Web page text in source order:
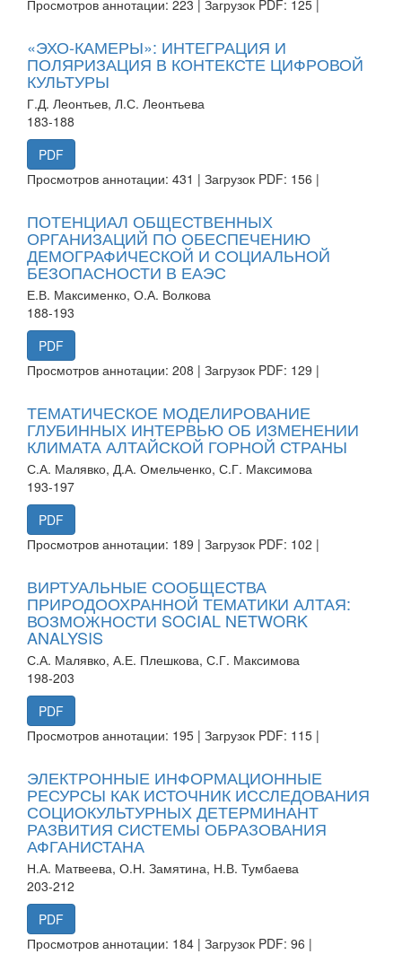
Просмотров аннотации: 223 | Загрузок PDF: 125 |
«ЭХО-КАМЕРЫ»: ИНТЕГРАЦИЯ И
ПОЛЯРИЗАЦИЯ В КОНТЕКСТЕ ЦИФРОВОЙ
КУЛЬТУРЫ
Г.Д. Леонтьев, Л.С. Леонтьева
183-188
PDF
Просмотров аннотации: 431 | Загрузок PDF: 156 |
ПОТЕНЦИАЛ ОБЩЕСТВЕННЫХ
ОРГАНИЗАЦИЙ ПО ОБЕСПЕЧЕНИЮ
ДЕМОГРАФИЧЕСКОЙ И СОЦИАЛЬНОЙ
БЕЗОПАСНОСТИ В ЕАЭС
Е.В. Максименко, О.А. Волкова
188-193
PDF
Просмотров аннотации: 208 | Загрузок PDF: 129 |
ТЕМАТИЧЕСКОЕ МОДЕЛИРОВАНИЕ
ГЛУБИННЫХ ИНТЕРВЬЮ ОБ ИЗМЕНЕНИИ
КЛИМАТА АЛТАЙСКОЙ ГОРНОЙ СТРАНЫ
С.А. Малявко, Д.А. Омельченко, С.Г. Максимова
193-197
PDF
Просмотров аннотации: 189 | Загрузок PDF: 102 |
ВИРТУАЛЬНЫЕ СООБЩЕСТВА
ПРИРОДООХРАННОЙ ТЕМАТИКИ АЛТАЯ:
ВОЗМОЖНОСТИ SOCIAL NETWORK
ANALYSIS
С.А. Малявко, А.Е. Плешкова, С.Г. Максимова
198-203
PDF
Просмотров аннотации: 195 | Загрузок PDF: 115 |
ЭЛЕКТРОННЫЕ ИНФОРМАЦИОННЫЕ
РЕСУРСЫ КАК ИСТОЧНИК ИССЛЕДОВАНИЯ
СОЦИОКУЛЬТУРНЫХ ДЕТЕРМИНАНТ
РАЗВИТИЯ СИСТЕМЫ ОБРАЗОВАНИЯ
АФГАНИСТАНА
Н.А. Матвеева, О.Н. Замятина, Н.В. Тумбаева
203-212
PDF
Просмотров аннотации: 184 | Загрузок PDF: 96 |